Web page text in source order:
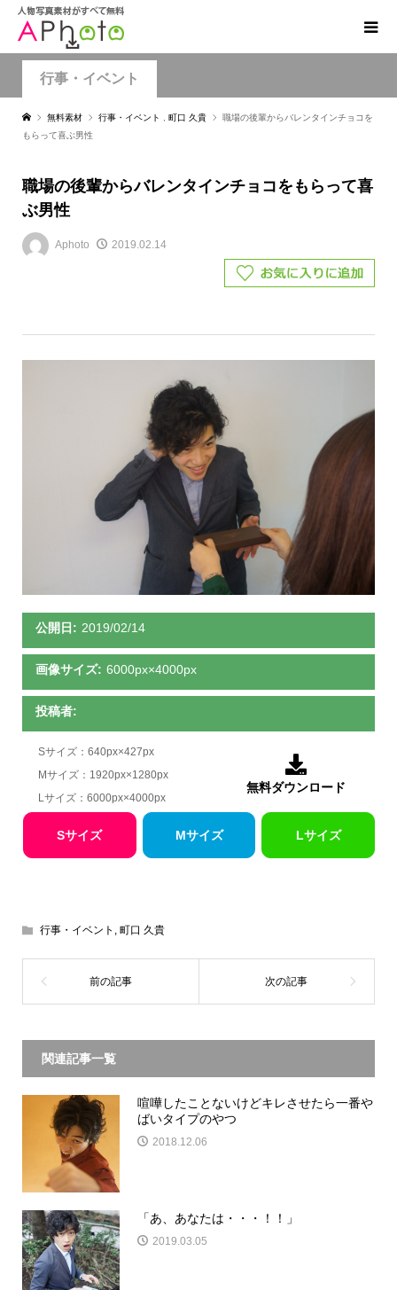
行事・イベント
無料素材 行事・イベント 町口 久貴
職場の後輩からバレンタインチョコを
もらって喜ぶ男性
職場の後輩からバレンタインチョコをもらって喜
ぶ男性
Aphoto 2019.02.14
公開日: 2019/02/14
画像サイズ: 6000px×4000px
投稿者:
Sサイズ：640px×427px
Mサイズ：1920px×1280px
Lサイズ：6000px×4000px

無料ダウンロード
Sサイズ Mサイズ Lサイズ
行事・イベント , 町口 久貴
関連記事一覧
喧嘩したことないけどキレさせたら一番や
ばいタイプのやつ
2018.12.06
「あ、あなたは・・・！！」
2019.03.05